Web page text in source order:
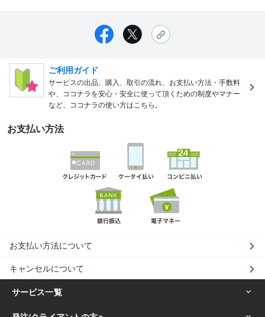
ご利用ガイド
サービスの出品、購入、取引の流れ、お支払い方法・手数料
や、ココナラを安心・安全に使って頂くための制度やマナー
など、ココナラの使い方はこちら。
お支払い方法
お支払い方法について
キャンセルについて